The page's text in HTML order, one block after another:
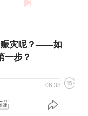
赈灾呢？——如
一步？
06:38